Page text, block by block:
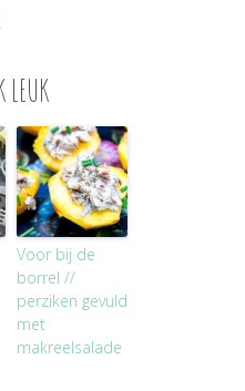
Voor bij de
borrel //
perziken gevuld
met
makreelsalade